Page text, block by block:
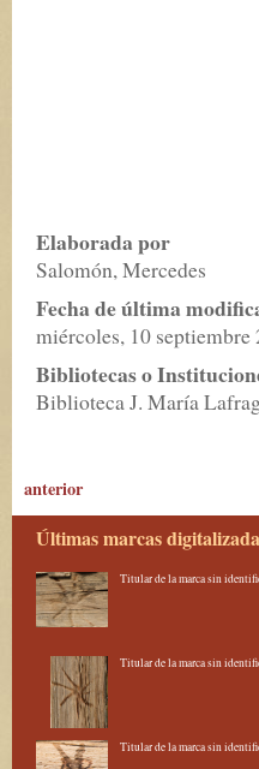
Elaborada por
Salomón, Mercedes
Fecha de última
miércoles, 10 septiembre
Bibliotecas o
Biblioteca J. María
anterior
Últimas marcas
Titular de la marca sin
Titular de la marca sin
Titular de la marca sin